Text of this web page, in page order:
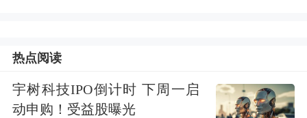
热点阅读
宇树科技IPO倒计时 下周一启
动申购！受益股曝光